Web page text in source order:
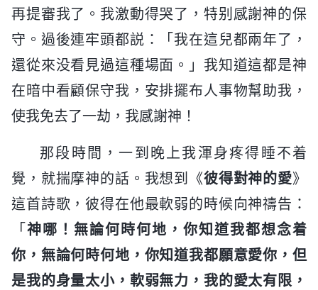
再提審我了。我激動得哭了，特别感謝神的保
守。過後連牢頭都説：「我在這兒都兩年了，
還從來没看見過這種場面。」我知道這都是神
在暗中看顧保守我，安排擺布人事物幫助我，
使我免去了一劫，我感謝神！
那段時間，一到晚上我渾身疼得睡不着
覺，就揣摩神的話。我想到《彼得對神的愛》
這首詩歌，彼得在他最軟弱的時候向神禱告：
「 神哪！無論何時何地，你知道我都想念着
你，無論何時何地，你知道我都願意愛你，但
是我的身量太小，軟弱無力，我的愛太有限，